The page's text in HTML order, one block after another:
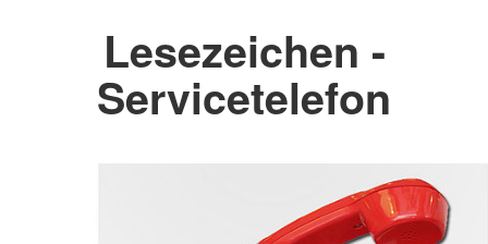
Lesezeichen -
Servicetelefon